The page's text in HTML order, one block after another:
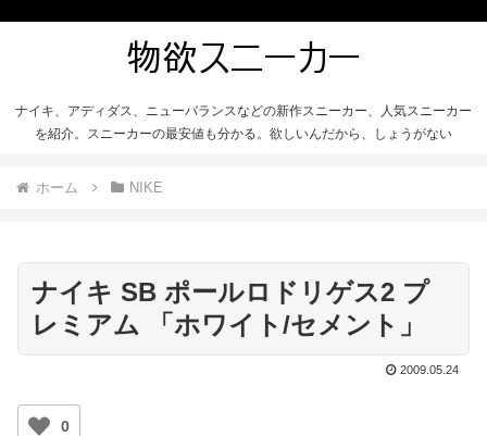
ナイキ、アディダス、ニューバランスなどの新作スニーカー、人気スニーカー
を紹介。スニーカーの最安値も分かる。欲しいんだから、しょうがない
ホーム NIKE
ナイキ SB ポールロドリゲス2 プ
レミアム 「ホワイト/セメント」
2009.05.24
0